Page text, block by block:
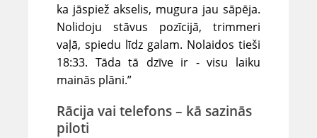
ka jāspiež akselis, mugura jau sāpēja.
Nolidoju stāvus pozīcijā, trimmeri
vaļā, spiedu līdz galam. Nolaidos tieši
18:33. Tāda tā dzīve ir - visu laiku
mainās plāni.”
Rācija vai telefons – kā sazinās
piloti